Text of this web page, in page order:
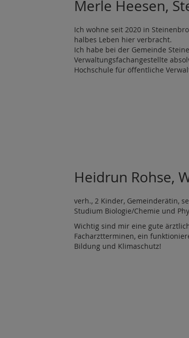
Merle Heesen,
Ich wohne seit 2020 in
halbes Leben hier verbracht.
Ich habe bei der Gemeinde
Verwaltungsfachangestellte
Hochschule für öffentliche
Heidrun Rohse,
verh., 2 Kinder, Gemeinderätin,
Studium Biologie/Chemie und
Wichtig sind mir eine gute
Facharztterminen, ein
Bildung und Klimaschutz!